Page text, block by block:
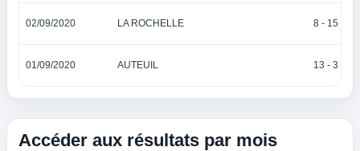
02/09/2020 LA ROCHELLE 8 - 15 - 5 -
01/09/2020 AUTEUIL 13 - 3 - 9 -
Accéder aux résultats par mois